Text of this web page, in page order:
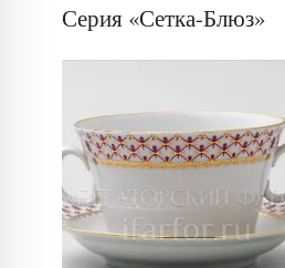
Серия «Сетка-Блюз»